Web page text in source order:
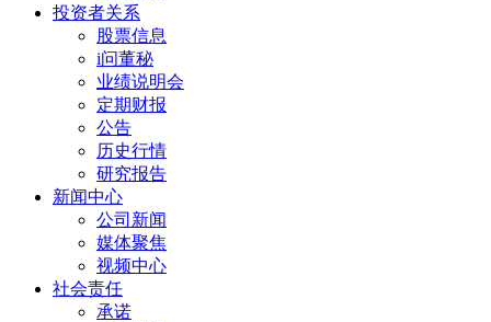
投资者关系
股票信息
i问董秘
业绩说明会
定期财报
公告
历史行情
研究报告
新闻中心
公司新闻
媒体聚焦
视频中心
社会责任
承诺